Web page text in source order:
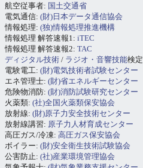
航空従事者: 国土交通省
電気通信: (財)日本データ通信協会
情報処理: (独)情報処理推進機構
情報処理 解答速報1: iTEC
情報処理 解答速報2: TAC
ディジタル技術 / ラジオ・音響技能検定
電験電工: (財)電気技術者試験センター
エネ管理士: (財)省エネルギーセンター
危険物消防: (財)消防試験研究センター
火薬類: (社)全国火薬類保安協会
放射線: (財)原子力安全技術センター
放射線講習: 原子力人材育成センター
高圧ガス/冷凍: 高圧ガス保安協会
ボイラー: (財)安全衛生技術試験協会
公害防止: (社)産業環境管理協会